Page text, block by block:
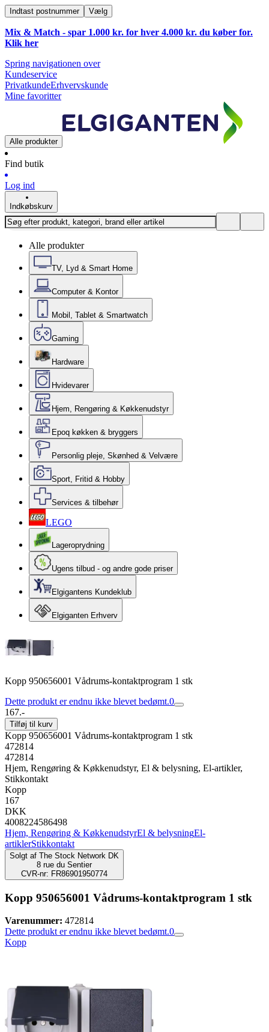
Indtast postnummer Vælg
Mix & Match - spar 1.000 kr. for hver 4.000 kr. du køber for.
Klik her
Spring navigationen over
Kundeservice
PrivatkundeErhvervskunde
Mine favoritter
Alle produkter
Find butik
Log ind
Indkøbskurv
Alle produkter
TV, Lyd & Smart Home
Computer & Kontor
Mobil, Tablet & Smartwatch
Gaming
Hardware
Hvidevarer
Hjem, Rengøring & Køkkenudstyr
Epoq køkken & bryggers
Personlig pleje, Skønhed & Velvære
Sport, Fritid & Hobby
Services & tilbehør
LEGO
Lageroprydning
Ugens tilbud - og andre gode priser
Elgigantens Kundeklub
Elgiganten Erhverv
Kopp 950656001 Vådrums-kontaktprogram 1 stk
Dette produkt er endnu ikke blevet bedømt.0
167.-
Tilføj til kurv
Kopp 950656001 Vådrums-kontaktprogram 1 stk
472814
472814
Hjem, Rengøring & Køkkenudstyr, El & belysning, El-artikler,
Stikkontakt
Kopp
167
DKK
4008224586498
Hjem, Rengøring & KøkkenudstyrEl & belysningEl-
artiklerStikkontakt
Solgt af The Stock Network DK
8 rue du Sentier
CVR-nr: FR86901950774
Kopp 950656001 Vådrums-kontaktprogram 1 stk
Varenummer: 472814
Dette produkt er endnu ikke blevet bedømt.0
Kopp